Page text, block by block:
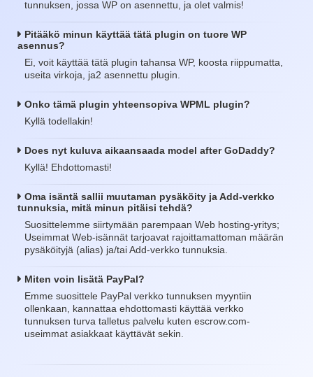
tunnuksen, jossa WP on asennettu, ja olet valmis!
Pitääkö minun käyttää tätä plugin on tuore WP
asennus?
Ei, voit käyttää tätä plugin tahansa WP, koosta riippumatta,
useita virkoja, ja2 asennettu plugin.
Onko tämä plugin yhteensopiva WPML plugin?
Kyllä todellakin!
Does nyt kuluva aikaansaada model after GoDaddy?
Kyllä! Ehdottomasti!
Oma isäntä sallii muutaman pysäköity ja Add-verkko
tunnuksia, mitä minun pitäisi tehdä?
Suosittelemme siirtymään parempaan Web hosting-yritys;
Useimmat Web-isännät tarjoavat rajoittamattoman määrän
pysäköityjä (alias) ja/tai Add-verkko tunnuksia.
Miten voin lisätä PayPal?
Emme suosittele PayPal verkko tunnuksen myyntiin
ollenkaan, kannattaa ehdottomasti käyttää verkko
tunnuksen turva talletus palvelu kuten escrow.com-
useimmat asiakkaat käyttävät sekin.